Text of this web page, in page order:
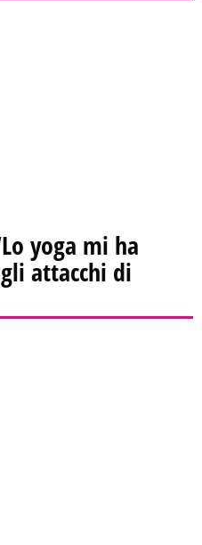
yoga mi ha
attacchi di